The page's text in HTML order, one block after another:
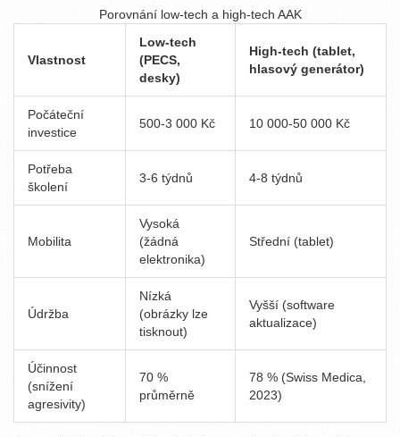
Porovnání low‑tech a high‑tech AAK
Vlastnost
Low‑tech
(PECS,
desky)
High‑tech (tablet,
hlasový generátor)
Počáteční
investice
500-3 000 Kč 10 000-50 000 Kč
Potřeba
školení
3-6 týdnů 4-8 týdnů
Mobilita
Vysoká
(žádná
elektronika)
Střední (tablet)
Údržba
Nízká
(obrázky lze
tisknout)
Vyšší (software
aktualizace)
Účinnost
(snížení
agresivity)
70 %
průměrně
78 % (Swiss Medica,
2023)